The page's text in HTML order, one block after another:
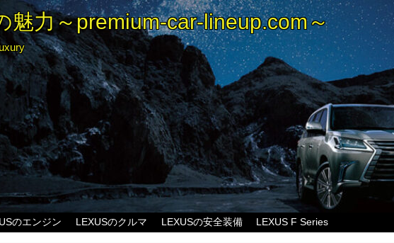
魅力～premium-car-lineup.com～
のエンジン LEXUSのクルマ LEXUSの安全装備 LEXUS F Series